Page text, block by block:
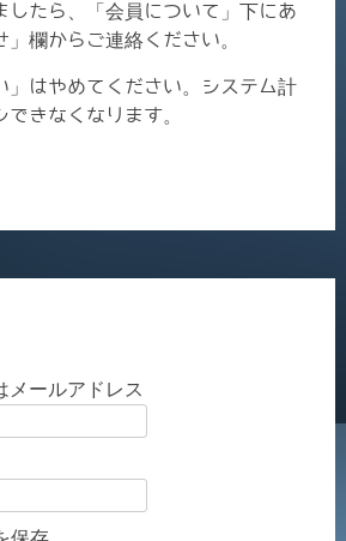
したら、「会員について」下にあ
」欄からご連絡ください。
」はやめてください。システム計
きなくなります。
メールアドレス